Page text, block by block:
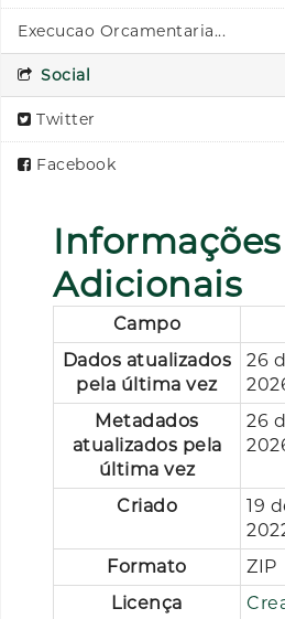
Execucao Orcamentaria...
Social
Twitter
Facebook
Informações
Adicionais
Campo
Dados atualizados
pela última vez
26
Metadados
atualizados pela
última vez
26
Criado
19
Formato
ZIP
Licença